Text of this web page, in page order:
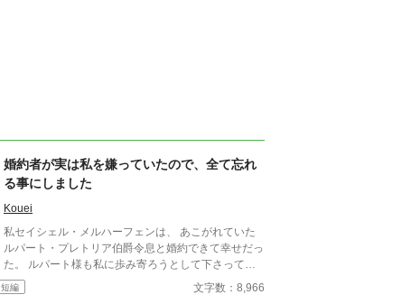
婚約者が実は私を嫌っていたので、全て忘れ
る事にしました
Kouei
私セイシェル・メルハーフェンは、 あこがれていた
ルパート・プレトリア伯爵令息と婚約できて幸せだっ
た。 ルパート様も私に歩み寄ろうとして下さってい
る。 けれど私は聞いてしまった。ルパート様の本音
を。 『我慢するしかない』 『彼女といると疲れる』
短編 文字数：8,966